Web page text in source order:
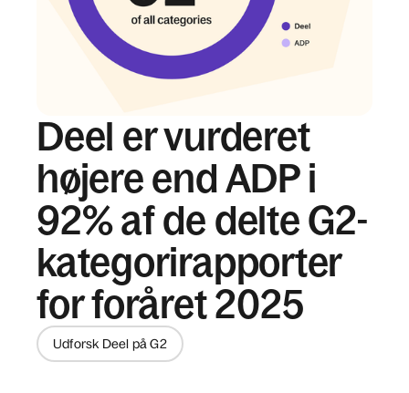
Deel er vurderet
højere end ADP i
92% af de delte G2-
kategorirapporter
for foråret 2025
Udforsk Deel på G2